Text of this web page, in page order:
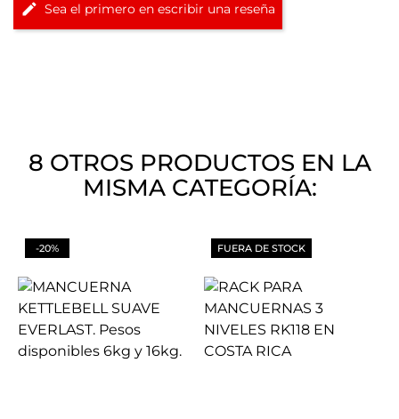
Sea el primero en escribir una reseña
8 OTROS PRODUCTOS EN LA
MISMA CATEGORÍA:
-20% FUERA DE STOCK